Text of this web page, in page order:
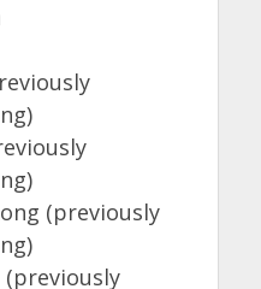
(previously
(previously